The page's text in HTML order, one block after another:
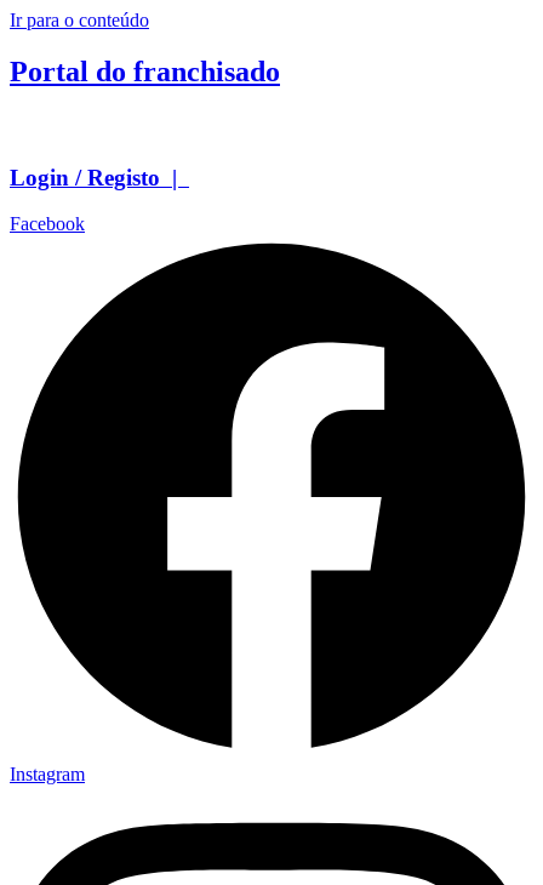
Ir para o conteúdo
Portal do franchisado
Login / Registo |
Facebook
Instagram